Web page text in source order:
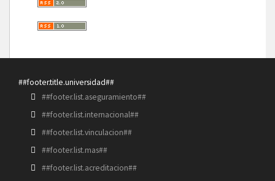
##footer.title.universidad##
##footer.list.aseguramiento##
##footer.list.internacional##
##footer.list.vinculacion##
##footer.list.mas##
##footer.list.acreditacion##